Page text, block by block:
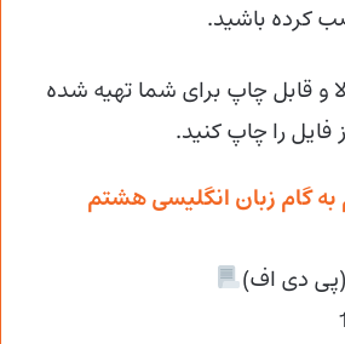
کرده باشید.
و قابل چاپ برای شما تهیه شده
فایل را چاپ کنید.
گام زبان انگلیسی هشتم